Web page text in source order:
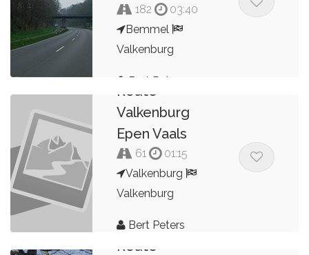
182
03:40
Bemmel
Valkenburg
Bert Peters
Route
Valkenburg
Epen Vaals
61
01:15
Valkenburg
Valkenburg
Bert Peters
Route